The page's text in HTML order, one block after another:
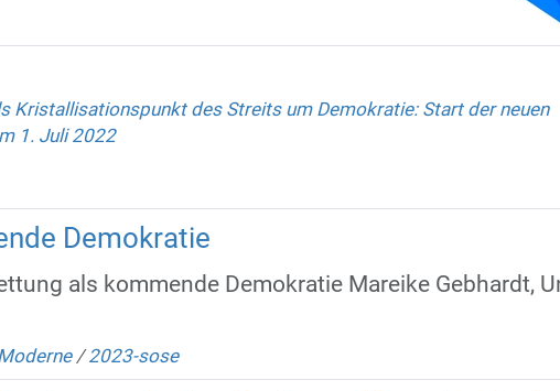
Kristallisationspunkt des Streits um Demokratie: Start der neuen
1. Juli 2022
Demokratie
als kommende Demokratie Mareike Gebhardt,
/2023-sose